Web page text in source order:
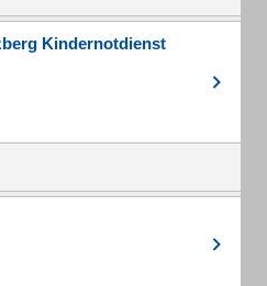
Kindernotdienst